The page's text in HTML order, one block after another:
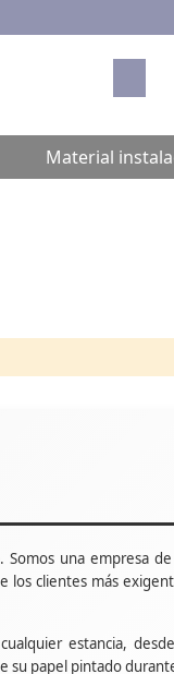
Mi
Material
Somos una empresa
los clientes más
estancia,
su papel pintado